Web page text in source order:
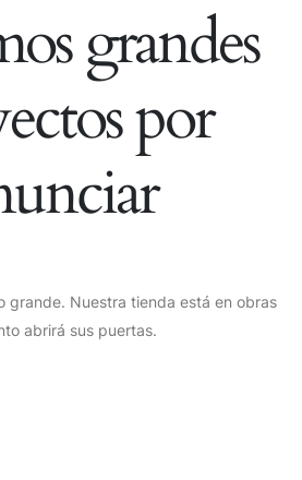
grandes
por
grande. Nuestra tienda está en obras
abrirá sus puertas.